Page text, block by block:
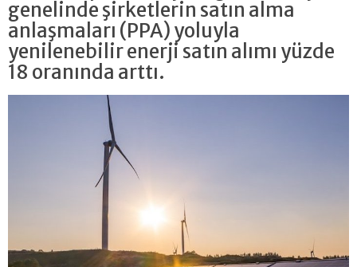
genelinde şirketlerin satın alma
anlaşmaları (PPA) yoluyla
yenilenebilir enerji satın alımı yüzde
18 oranında arttı.